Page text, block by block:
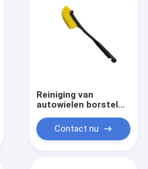
Reiniging van
autowielen borstel
handvat borstel auto
binnen buiten
Contact nu